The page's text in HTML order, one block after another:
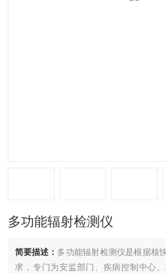
多功能辐射检测仪
简要描述： 多功能辐射检测仪是根据核
求，专门为安监部门、疾病控制中心